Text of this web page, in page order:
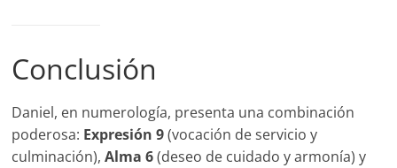
Conclusión
Daniel, en numerología, presenta una combinación
poderosa: Expresión 9(vocación de servicio y
culminación),Alma 6(deseo de cuidado y armonía) y